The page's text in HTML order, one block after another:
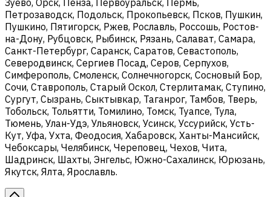
Петрозаводск, Подольск, Прокопьевск, Псков, Пушкин,
Пушкино, Пятигорск, Ржев, Рославль, Россошь, Ростов-
на-Дону, Рубцовск, Рыбинск, Рязань, Салават, Самара,
Санкт-Петербург, Саранск, Саратов, Севастополь,
Северодвинск, Сергиев Посад, Серов, Серпухов,
Симферополь, Смоленск, Солнечногорск, Сосновый Бор,
Сочи, Ставрополь, Старый Оскол, Стерлитамак, Ступино,
Сургут, Сызрань, Сыктывкар, Таганрог, Тамбов, Тверь,
Тобольск, Тольятти, Томилино, Томск, Туапсе, Тула,
Тюмень, Улан-Удэ, Ульяновск, Усинск, Уссурийск, Усть-
Кут, Уфа, Ухта, Феодосия, Хабаровск, Ханты-Мансийск,
Чебоксары, Челябинск, Череповец, Чехов, Чита,
Шадринск, Шахты, Энгельс, Южно-Сахалинск, Юрюзань,
Якутск, Ялта, Ярославль.